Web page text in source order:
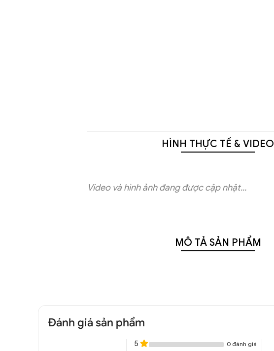
HÌNH THỰC TẾ & VIDEO
Video và hình ảnh đang được cập nhật...
MÔ TẢ SẢN PHẨM
Đánh giá sản phẩm
5 0 đánh giá